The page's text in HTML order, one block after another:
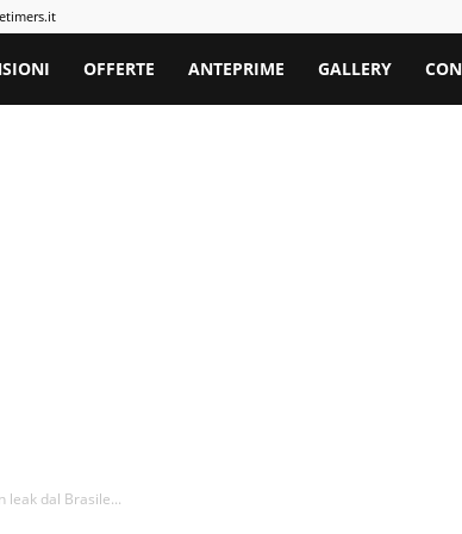
OFFERTE ANTEPRIME GALLERY
leak dal Brasile...